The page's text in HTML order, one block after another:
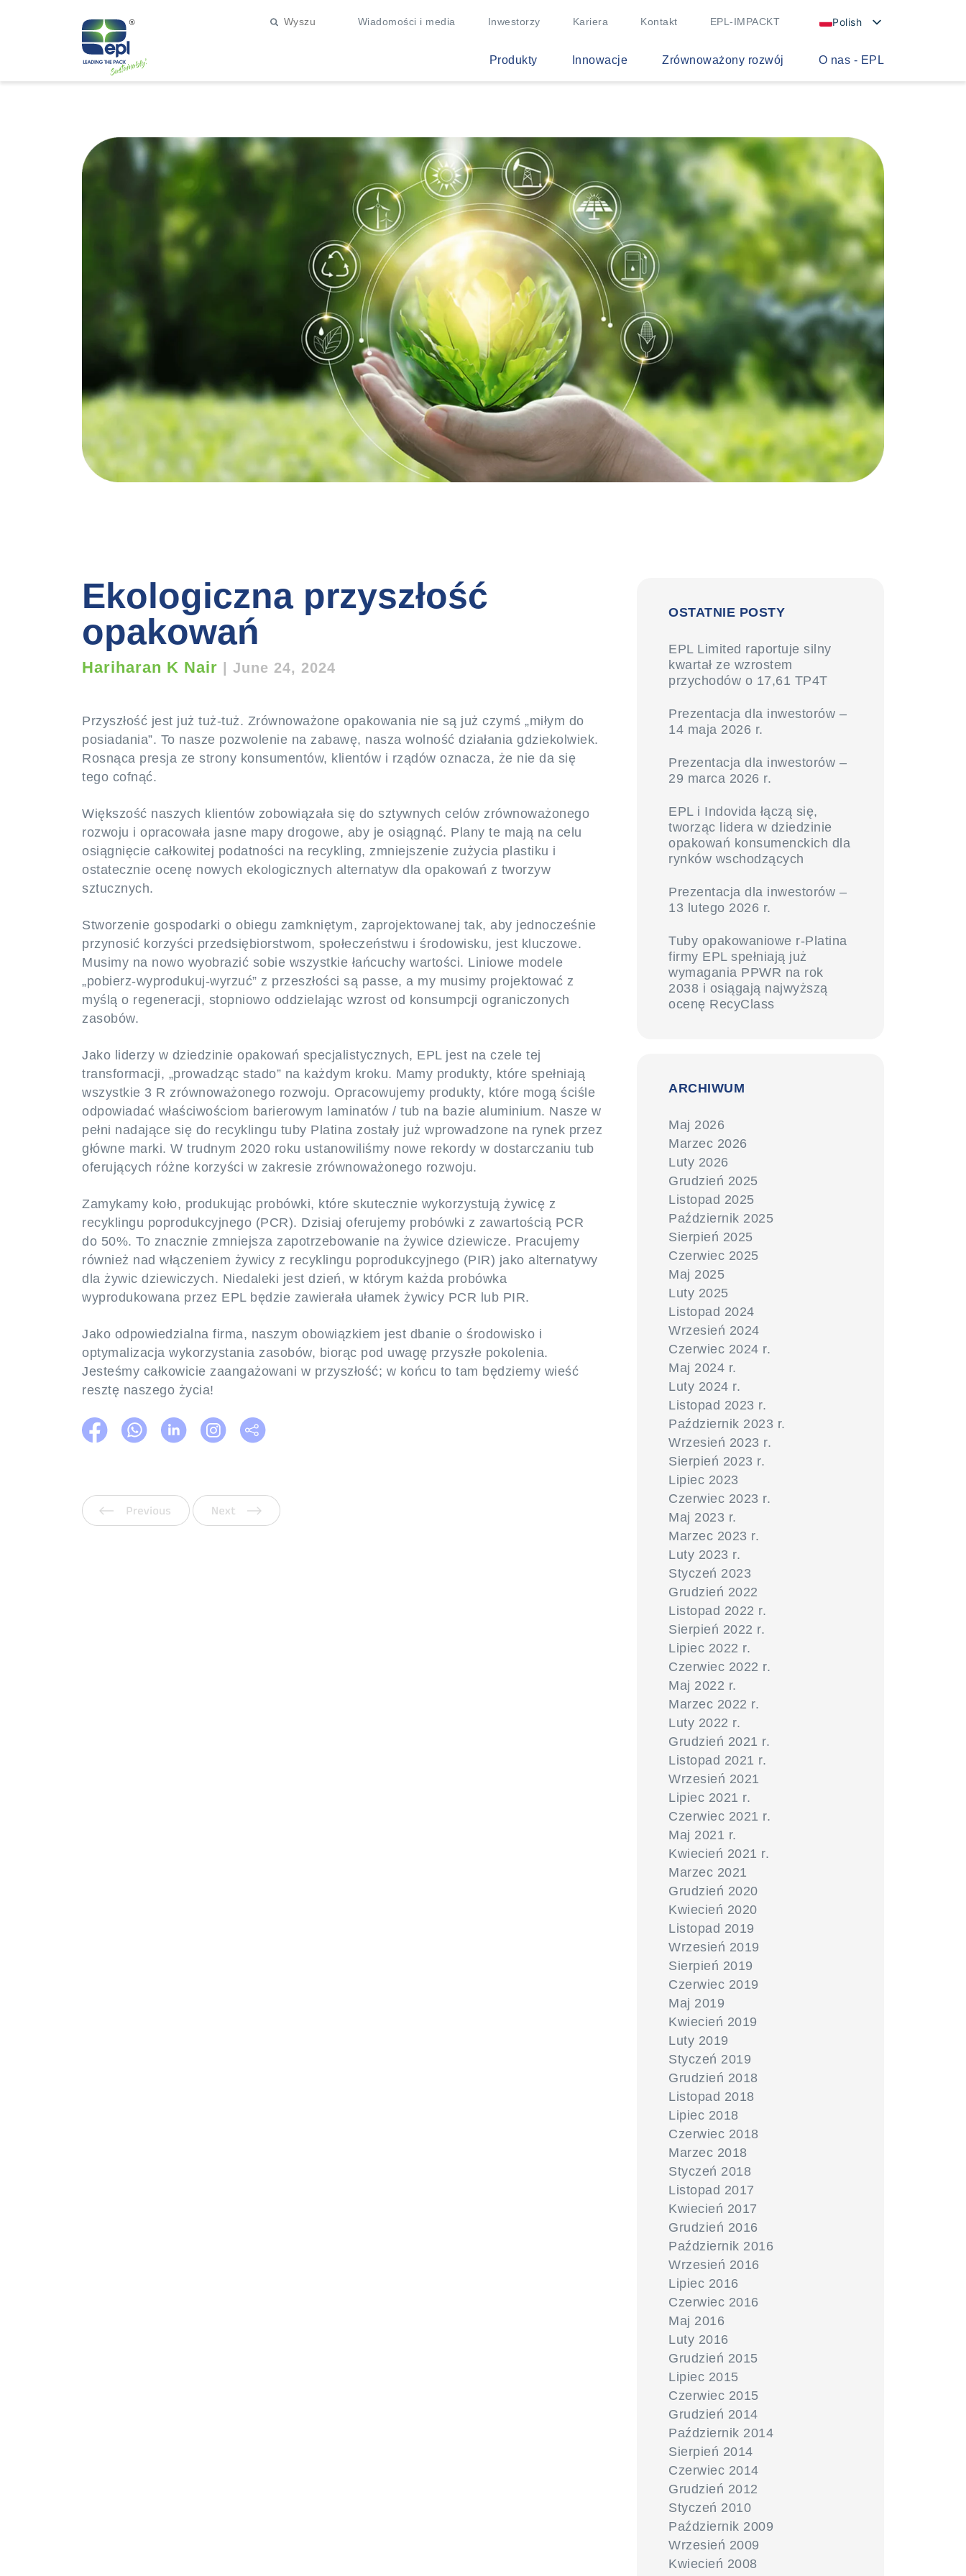
Wiadomości i media Inwestorzy Kariera Kontakt EPL-IMPACKT Polish
Produkty Innowacje Zrównoważony rozwój O nas - EPL
Ekologiczna przyszłość
opakowań
Hariharan K Nair June 24, 2024
Przyszłość jest już tuż-tuż. Zrównoważone opakowania nie są już czymś „miłym do
posiadania”. To nasze pozwolenie na zabawę, nasza wolność działania gdziekolwiek.
Rosnąca presja ze strony konsumentów, klientów i rządów oznacza, że nie da się
tego cofnąć.
Większość naszych klientów zobowiązała się do sztywnych celów zrównoważonego
rozwoju i opracowała jasne mapy drogowe, aby je osiągnąć. Plany te mają na celu
osiągnięcie całkowitej podatności na recykling, zmniejszenie zużycia plastiku i
ostatecznie ocenę nowych ekologicznych alternatyw dla opakowań z tworzyw
sztucznych.
Stworzenie gospodarki o obiegu zamkniętym, zaprojektowanej tak, aby jednocześnie
przynosić korzyści przedsiębiorstwom, społeczeństwu i środowisku, jest kluczowe.
Musimy na nowo wyobrazić sobie wszystkie łańcuchy wartości. Liniowe modele
„pobierz-wyprodukuj-wyrzuć” z przeszłości są passe, a my musimy projektować z
myślą o regeneracji, stopniowo oddzielając wzrost od konsumpcji ograniczonych
zasobów.
Jako liderzy w dziedzinie opakowań specjalistycznych, EPL jest na czele tej
transformacji, „prowadząc stado” na każdym kroku. Mamy produkty, które spełniają
wszystkie 3 R zrównoważonego rozwoju. Opracowujemy produkty, które mogą ściśle
odpowiadać właściwościom barierowym laminatów / tub na bazie aluminium. Nasze w
pełni nadające się do recyklingu tuby Platina zostały już wprowadzone na rynek przez
główne marki. W trudnym 2020 roku ustanowiliśmy nowe rekordy w dostarczaniu tub
oferujących różne korzyści w zakresie zrównoważonego rozwoju.
Zamykamy koło, produkując probówki, które skutecznie wykorzystują żywicę z
recyklingu poprodukcyjnego (PCR). Dzisiaj oferujemy probówki z zawartością PCR
do 50%. To znacznie zmniejsza zapotrzebowanie na żywice dziewicze. Pracujemy
również nad włączeniem żywicy z recyklingu poprodukcyjnego (PIR) jako alternatywy
dla żywic dziewiczych. Niedaleki jest dzień, w którym każda probówka
wyprodukowana przez EPL będzie zawierała ułamek żywicy PCR lub PIR.
Jako odpowiedzialna firma, naszym obowiązkiem jest dbanie o środowisko i
optymalizacja wykorzystania zasobów, biorąc pod uwagę przyszłe pokolenia.
Jesteśmy całkowicie zaangażowani w przyszłość; w końcu to tam będziemy wieść
resztę naszego życia!
Poprzedni
OSTATNIE POSTY
EPL Limited raportuje silny
kwartał ze wzrostem
przychodów o 17,61 TP4T
Prezentacja dla inwestorów –
14 maja 2026 r.
Prezentacja dla inwestorów –
29 marca 2026 r.
EPL i Indovida łączą się,
tworząc lidera w dziedzinie
opakowań konsumenckich dla
rynków wschodzących
Prezentacja dla inwestorów –
13 lutego 2026 r.
Tuby opakowaniowe r-Platina
firmy EPL spełniają już
wymagania PPWR na rok
2038 i osiągają najwyższą
ocenę RecyClass
ARCHIWUM
Maj 2026
Marzec 2026
Luty 2026
Grudzień 2025
Listopad 2025
Październik 2025
Sierpień 2025
Czerwiec 2025
Maj 2025
Luty 2025
Listopad 2024
Wrzesień 2024
Czerwiec 2024 r.
Maj 2024 r.
Luty 2024 r.
Listopad 2023 r.
Październik 2023 r.
Wrzesień 2023 r.
Sierpień 2023 r.
Lipiec 2023
Czerwiec 2023 r.
Maj 2023 r.
Marzec 2023 r.
Luty 2023 r.
Styczeń 2023
Grudzień 2022
Listopad 2022 r.
Sierpień 2022 r.
Lipiec 2022 r.
Czerwiec 2022 r.
Maj 2022 r.
Marzec 2022 r.
Luty 2022 r.
Grudzień 2021 r.
Listopad 2021 r.
Wrzesień 2021
Lipiec 2021 r.
Czerwiec 2021 r.
Maj 2021 r.
Kwiecień 2021 r.
Marzec 2021
Grudzień 2020
Kwiecień 2020
Listopad 2019
Wrzesień 2019
Sierpień 2019
Czerwiec 2019
Maj 2019
Kwiecień 2019
Luty 2019
Styczeń 2019
Grudzień 2018
Listopad 2018
Lipiec 2018
Czerwiec 2018
Marzec 2018
Styczeń 2018
Listopad 2017
Kwiecień 2017
Grudzień 2016
Październik 2016
Wrzesień 2016
Lipiec 2016
Czerwiec 2016
Maj 2016
Luty 2016
Grudzień 2015
Lipiec 2015
Czerwiec 2015
Grudzień 2014
Październik 2014
Sierpień 2014
Czerwiec 2014
Grudzień 2012
Styczeń 2010
Październik 2009
Wrzesień 2009
Kwiecień 2008